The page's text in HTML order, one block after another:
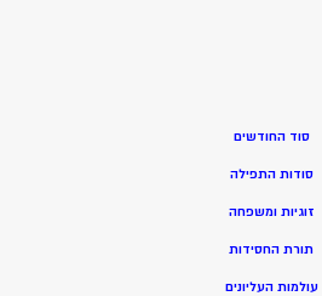
סוד החודשים
סודות התפילה
זוגיות ומשפחה
תורת החסידות
עולמות העליונים